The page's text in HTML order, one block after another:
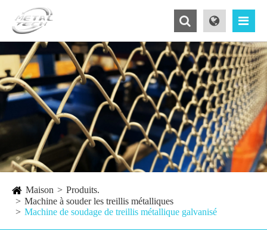
Maison
Produits.
Machine à souder les treillis métalliques
Machine de soudage de treillis métallique galvanisé